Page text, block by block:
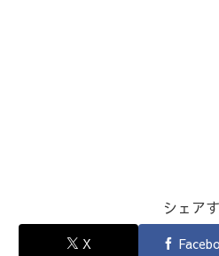
シェア
X